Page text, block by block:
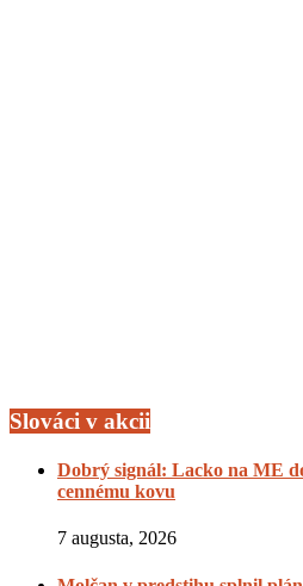
Slováci v akcii
Dobrý signál: Lacko na ME
cennému kovu
7 augusta, 2026